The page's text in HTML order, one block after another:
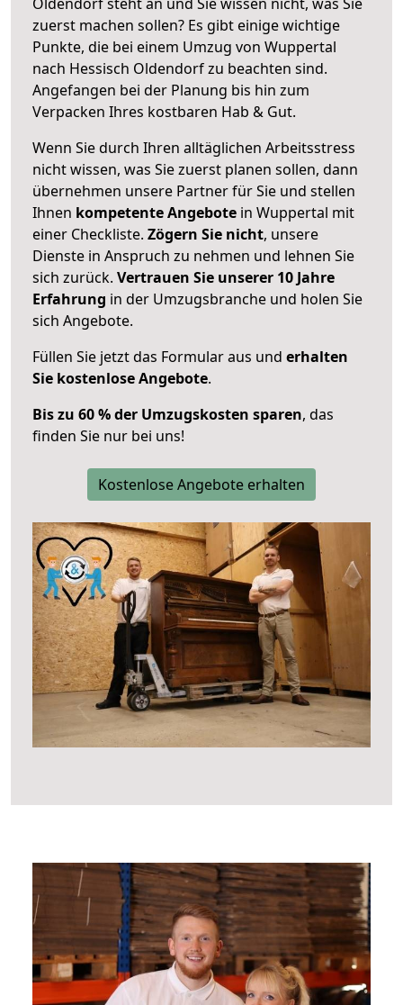
zuerst machen sollen? Es gibt einige wichtige
Punkte, die bei einem Umzug von Wuppertal
nach Hessisch Oldendorf zu beachten sind.
Angefangen bei der Planung bis hin zum
Verpacken Ihres kostbaren Hab & Gut.
Wenn Sie durch Ihren alltäglichen Arbeitsstress
nicht wissen, was Sie zuerst planen sollen, dann
übernehmen unsere Partner für Sie und stellen
Ihnen kompetente Angebote in Wuppertal mit
einer Checkliste. Zögern Sie nicht, unsere
Dienste in Anspruch zu nehmen und lehnen Sie
sich zurück. Vertrauen Sie unserer 10 Jahre
Erfahrung in der Umzugsbranche und holen Sie
sich Angebote.
Füllen Sie jetzt das Formular aus und erhalten
Sie kostenlose Angebote.
Bis zu 60 % der Umzugskosten sparen, das
finden Sie nur bei uns!
Kostenlose Angebote erhalten